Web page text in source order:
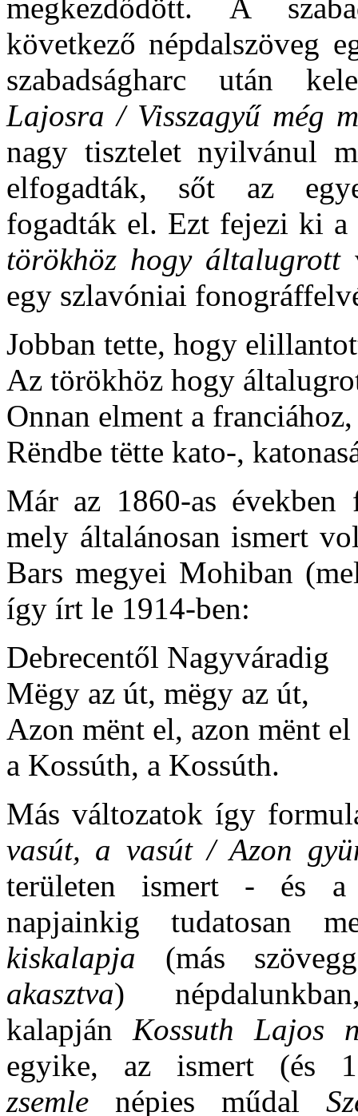
megkezdődött. A
következő népdalszöveg
szabadságharc után
Lajosra / Visszagyű még
nagy tisztelet nyilvánul
elfogadták, sőt az
fogadták el. Ezt fejezi ki a
törökhöz hogy általugrott
egy szlavóniai
Jobban tette, hogy
Az törökhöz hogy
Onnan elment a franciához,
Rëndbe tëtte kato-,
Már az 1860-as években
mely általánosan ismert
Bars megyei Mohiban
így írt le 1914-ben:
Debrecentől Nagyváradig
Mëgy az út, mëgy az út,
Azon mënt el, azon mënt el
a Kossúth, a Kossúth.
Más változatok így
vasút, a vasút / Azon
területen ismert - és a
napjainkig tudatosan
kiskalapja (más
akasztva)
kalapján Kossuth Lajos
egyike, az ismert (és
zsemle népies műdal